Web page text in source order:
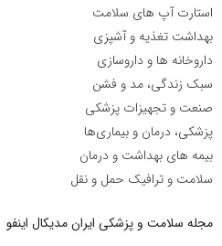
استارت آپ های سلامت
بهداشت تغذیه و آشپزی
داروخانه ها و داروسازی
سبک زندگی، مد و فشن
صنعت و تجهیزات پزشکی
پزشکی، درمان و بیماری‌ها
بیمه های بهداشت و درمان
سلامت و ترافیک حمل و نقل
مجله سلامت و پزشکی ایران مدیکال اینفو